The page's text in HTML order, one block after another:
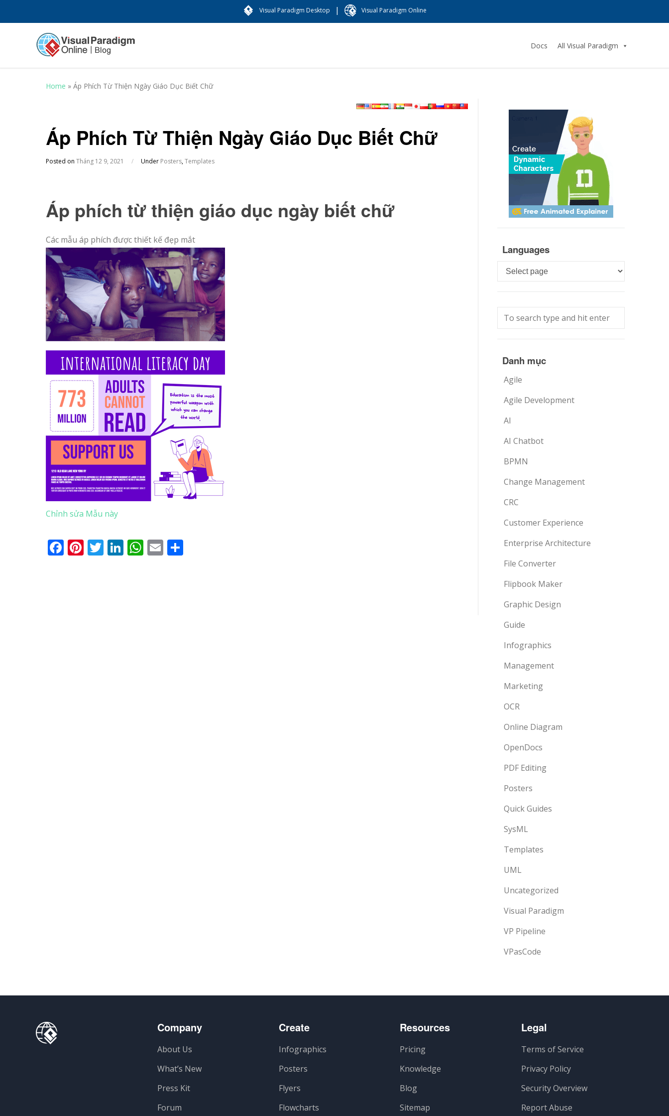
Visual Paradigm Desktop | Visual Paradigm Online
Docs All Visual Paradigm
Home » Áp Phích Từ Thiện Ngày Giáo Dục Biết Chữ
Áp Phích Từ Thiện Ngày Giáo Dục Biết Chữ
Posted on Tháng 12 9, 2021 / Under Posters,Templates
Áp phích từ thiện giáo dục ngày biết chữ
Các mẫu áp phích được thiết kế đẹp mắt
Chỉnh sửa Mẫu này
Facebook
Pinterest
Twitter
LinkedIn
WhatsApp
Email
Languages
Languages
Danh mục
Agile
Agile Development
AI
AI Chatbot
BPMN
Change Management
CRC
Customer Experience
Enterprise Architecture
File Converter
Flipbook Maker
Graphic Design
Guide
Infographics
Management
Marketing
OCR
Online Diagram
OpenDocs
PDF Editing
Posters
Quick Guides
SysML
Templates
UML
Uncategorized
Visual Paradigm
VP Pipeline
VPasCode
Company
About Us
What’s New
Press Kit
Forum
Create
Infographics
Posters
Flyers
Flowcharts
Resources
Pricing
Knowledge
Blog
Sitemap
Legal
Terms of Service
Privacy Policy
Security Overview
Report Abuse